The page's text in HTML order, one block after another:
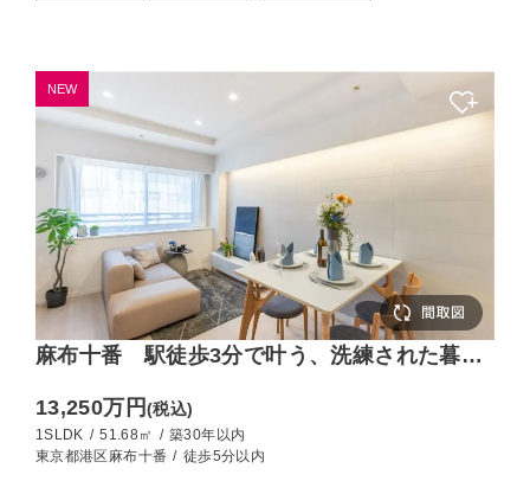
NEW
麻布十番 駅徒歩3分で叶う、洗練された暮ら
13,250万円(税込)
1SLDK / 51.68㎡ / 築30年以内
東京都港区麻布十番 / 徒歩5分以内